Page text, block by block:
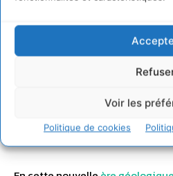
Voir les
Politique de cookies
éduquer les délinquants aux
(vertu pédagogique de la
Ainsi le droit pénal a la lourde
nos actions : ce que la société
théorisé et assumé, que la
à l’environnement a été, petit